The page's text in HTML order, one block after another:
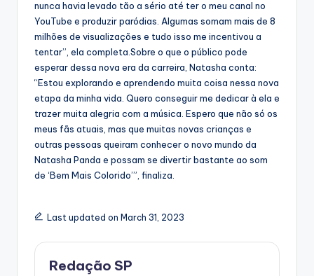
nunca havia levado tão a sério até ter o meu canal no
YouTube e produzir paródias. Algumas somam mais de 8
milhões de visualizações e tudo isso me incentivou a
tentar”, ela completa.Sobre o que o público pode
esperar dessa nova era da carreira, Natasha conta:
“Estou explorando e aprendendo muita coisa nessa nova
etapa da minha vida. Quero conseguir me dedicar à ela e
trazer muita alegria com a música. Espero que não só os
meus fãs atuais, mas que muitas novas crianças e
outras pessoas queiram conhecer o novo mundo da
Natasha Panda e possam se divertir bastante ao som
de ‘Bem Mais Colorido’”, finaliza.
Last updated on March 31, 2023
Redação SP